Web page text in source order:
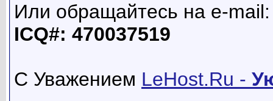
Или обращайтесь на e-
ICQ#: 470037519
С Уважением LeHost.Ru -